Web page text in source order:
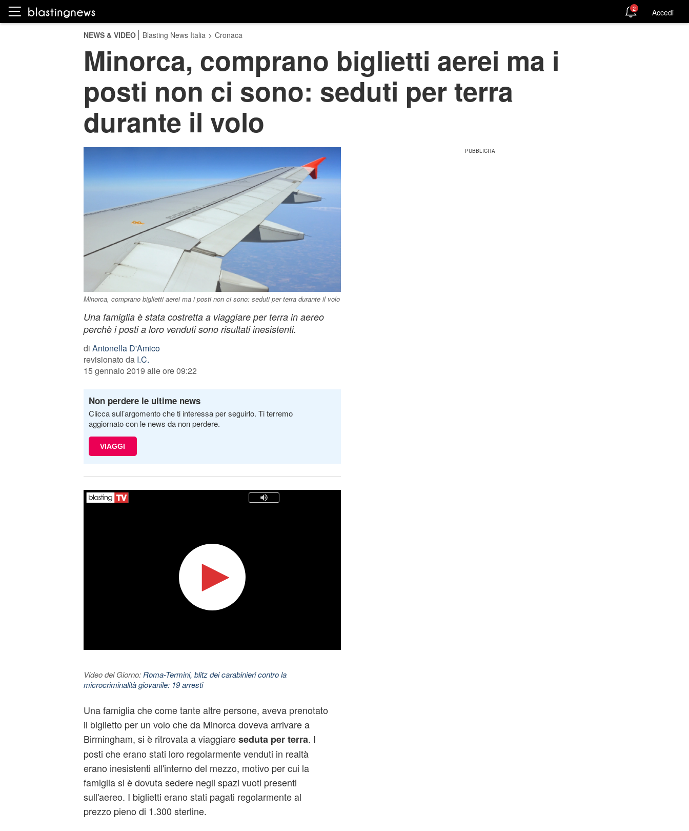
2 Accedi
NEWS & VIDEO Blasting News Italia > Cronaca
Minorca, comprano biglietti aerei ma i
posti non ci sono: seduti per terra
durante il volo
Minorca, comprano biglietti aerei ma i posti non ci sono: seduti per terra durante il volo
Una famiglia è stata costretta a viaggiare per terra in aereo
perchè i posti a loro venduti sono risultati inesistenti.
di Antonella D'Amico
revisionato da I.C.
15 gennaio 2019 alle ore 09:22
Non perdere le ultime news
Clicca sull’argomento che ti interessa per seguirlo. Ti terremo
aggiornato con le news da non perdere.
VIAGGI
Video del Giorno: Roma-Termini, blitz dei carabinieri contro la
microcriminalità giovanile: 19 arresti
Una famiglia che come tante altre persone, aveva prenotato
il biglietto per un volo che da Minorca doveva arrivare a
Birmingham, si è ritrovata a viaggiareseduta per terra. I
posti che erano stati loro regolarmente venduti in realtà
erano inesistenti all'interno del mezzo, motivo per cui la
famiglia si è dovuta sedere negli spazi vuoti presenti
sull'aereo. I biglietti erano stati pagati regolarmente al
prezzo pieno di 1.300 sterline.